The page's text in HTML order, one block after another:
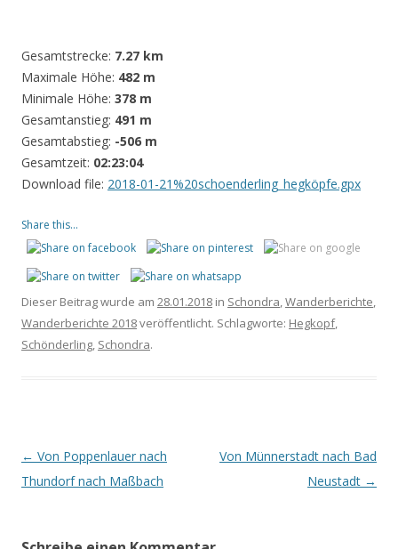
Gesamtstrecke: 7.27 km
Maximale Höhe: 482 m
Minimale Höhe: 378 m
Gesamtanstieg: 491 m
Gesamtabstieg: -506 m
Gesamtzeit: 02:23:04
Download file: 2018-01-21%20schoenderling_hegköpfe.gpx
Share this...
Dieser Beitrag wurde am 28.01.2018 in Schondra,Wanderberichte,
Wanderberichte 2018veröffentlicht. Schlagworte: Hegkopf,
Schönderling, Schondra.
Beitrags-
Navigation
← Von Poppenlauer nach
Thundorf nach Maßbach
Von Münnerstadt nach Bad
Neustadt →